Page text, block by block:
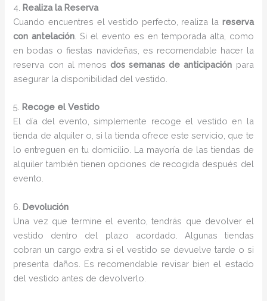
4. Realiza la Reserva
Cuando encuentres el vestido perfecto, realiza la reserva
con antelación . Si el evento es en temporada alta, como
en bodas o fiestas navideñas, es recomendable hacer la
reserva con al menos dos semanas de anticipación para
asegurar la disponibilidad del vestido.
5. Recoge el Vestido
El día del evento, simplemente recoge el vestido en la
tienda de alquiler o, si la tienda ofrece este servicio, que te
lo entreguen en tu domicilio. La mayoría de las tiendas de
alquiler también tienen opciones de recogida después del
evento.
6. Devolución
Una vez que termine el evento, tendrás que devolver el
vestido dentro del plazo acordado. Algunas tiendas
cobran un cargo extra si el vestido se devuelve tarde o si
presenta daños. Es recomendable revisar bien el estado
del vestido antes de devolverlo.